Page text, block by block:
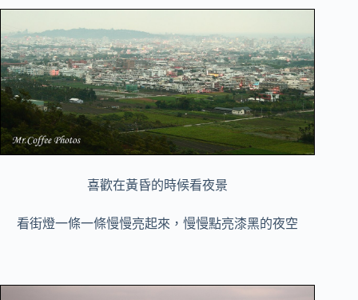
喜歡在黃昏的時候看夜景
看街燈一條一條慢慢亮起來，慢慢點亮漆黑的夜空